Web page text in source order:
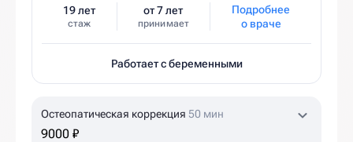
19 лет
стаж
от 7 лет
принимает
Подробнее
о враче
Работает с беременными
Остеопатическая коррекция 50 мин
9000 ₽